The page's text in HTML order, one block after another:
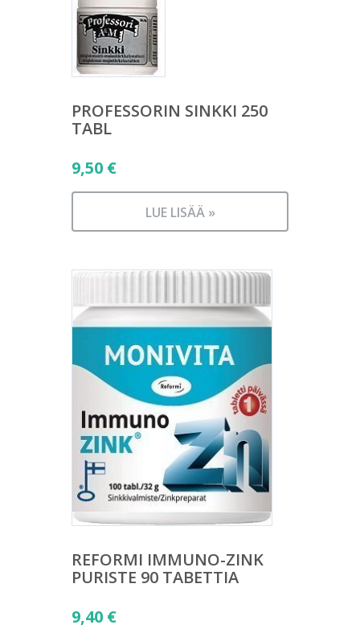
PROFESSORIN SINKKI 250
TABL
9,50 €
LUE LISÄÄ »
REFORMI IMMUNO-ZINK
PURISTE 90 TABETTIA
9,40 €